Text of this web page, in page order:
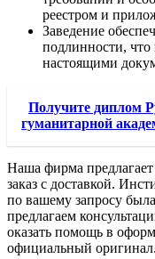
реестром и
Заведение
подлинности, что
настоящими
Получите диплом
гуманитарной
Наша фирма
заказ с доставкой.
по вашему запросу
предлагаем
оказать помощь в
официальный оригинал.